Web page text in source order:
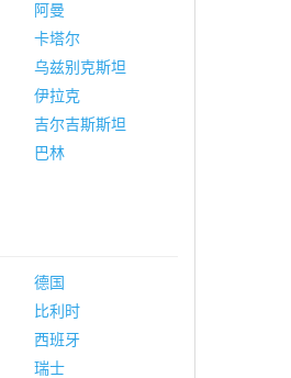
阿曼
卡塔尔
乌兹别克斯坦
伊拉克
吉尔吉斯斯坦
巴林
德国
比利时
西班牙
瑞士